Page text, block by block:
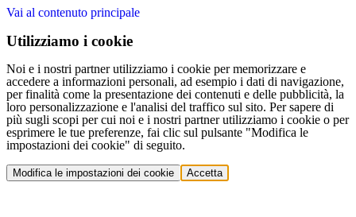
Vai al contenuto principale
Utilizziamo i cookie
Noi e i nostri partner utilizziamo i cookie per memorizzare e
accedere a informazioni personali, ad esempio i dati di navigazione,
per finalità come la presentazione dei contenuti e delle pubblicità, la
loro personalizzazione e l'analisi del traffico sul sito. Per sapere di
più sugli scopi per cui noi e i nostri partner utilizziamo i cookie o per
esprimere le tue preferenze, fai clic sul pulsante "Modifica le
impostazioni dei cookie" di seguito.
Modifica le impostazioni dei cookie Accetta